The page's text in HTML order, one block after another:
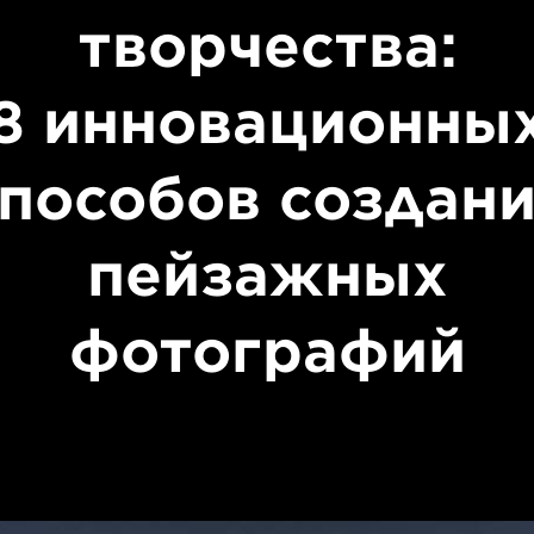
творчества:
пейзажных
фотографий